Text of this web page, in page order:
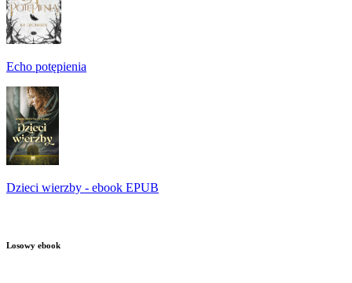
Echo potępienia
Dzieci wierzby - ebook EPUB
Losowy ebook